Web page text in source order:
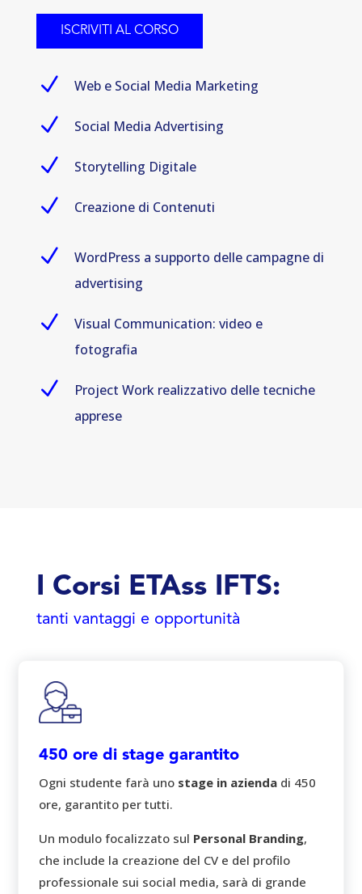
ISCRIVITI AL CORSO
N Web e Social Media Marketing
N Social Media Advertising
N Storytelling Digitale
N Creazione di Contenuti
N
WordPress a supporto delle campagne di
advertising
N
Visual Communication: video e
fotografia
N
Project Work realizzativo delle tecniche
apprese
I Corsi ETAss IFTS:
tanti vantaggi e opportunità
450 ore di stage garantito
Ogni studente farà uno stage in azienda di 450
ore, garantito per tutti.
Un modulo focalizzato sul Personal Branding,
che include la creazione del CV e del profilo
professionale sui social media, sarà di grande